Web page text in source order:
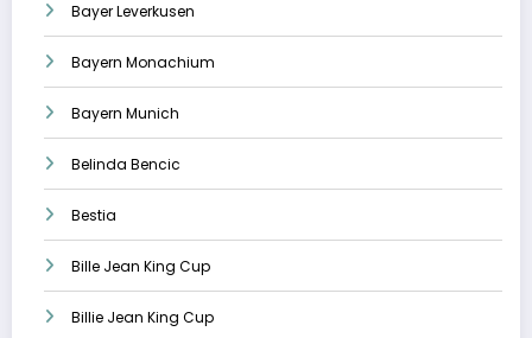
Bayer Leverkusen
Bayern Monachium
Bayern Munich
Belinda Bencic
Bestia
Bille Jean King Cup
Billie Jean King Cup